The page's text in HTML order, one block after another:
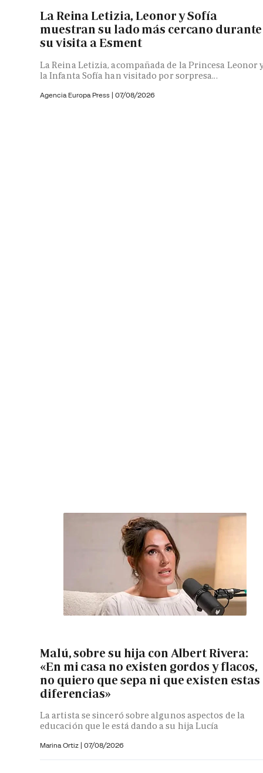
La Reina Letizia, Leonor y Sofía
muestran su lado más cercano durante
su visita a Esment
La Reina Letizia, acompañada de la Princesa Leonor
la Infanta Sofía han visitado por sorpresa...
Agencia Europa Press | 07/08/2026
Malú, sobre su hija con Albert Rivera:
«En mi casa no existen gordos y flacos,
no quiero que sepa ni que existen estas
diferencias»
La artista se sinceró sobre algunos aspectos de la
educación que le está dando a su hija Lucía
Marina Ortiz | 07/08/2026